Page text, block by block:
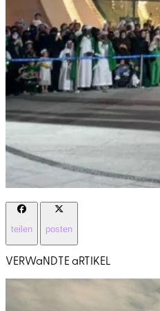
teilen posten
VERWaNDTE aRTIKEL